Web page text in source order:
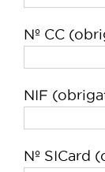
Nº CC
NIF
Nº SICard